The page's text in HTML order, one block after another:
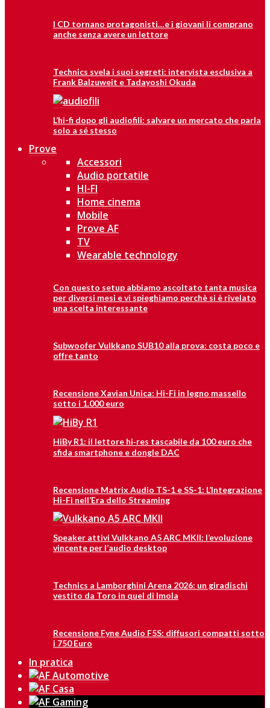
I CD tornano protagonisti…e i giovani li comprano
anche senza avere un lettore
Technics svela i suoi segreti: intervista esclusiva a
Frank Balzuweit e Tadayoshi Okuda
L’hi-fi dopo gli audiofili: salvare un mercato che parla
solo a sé stesso
Prove
Accessori
Audio portatile
HI-FI
Home cinema
Mobile
Prove AF
TV
Wearable technology
Con questo setup abbiamo ascoltato tanta musica
per diversi mesi e vi spieghiamo perchè si è rivelato
una scelta interessante
Subwoofer Vulkkano SUB10 alla prova: costa poco e
offre tanto
Recensione Xavian Unica: Hi-Fi in legno massello
sotto i 1.000 euro
HiBy R1: il lettore hi‑res tascabile da 100 euro che
sfida smartphone e dongle DAC
Recensione Matrix Audio TS-1 e SS-1: L’Integrazione
Hi-Fi nell’Era dello Streaming
Speaker attivi Vulkkano A5 ARC MKII: l’evoluzione
vincente per l’audio desktop
Technics a Lamborghini Arena 2026: un giradischi
vestito da Toro in quel di Imola
Recensione Fyne Audio F5S: diffusori compatti sotto
i 750 Euro
In pratica